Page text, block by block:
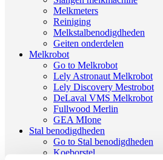
Melkmeters
Reiniging
Melkstalbenodigdheden
Geiten onderdelen
Melkrobot
Go to Melkrobot
Lely Astronaut Melkrobot
Lely Discovery Mestrobot
DeLaval VMS Melkrobot
Fullwood Merlin
GEA MIone
Stal benodigdheden
Go to Stal benodigdheden
Koeborstel